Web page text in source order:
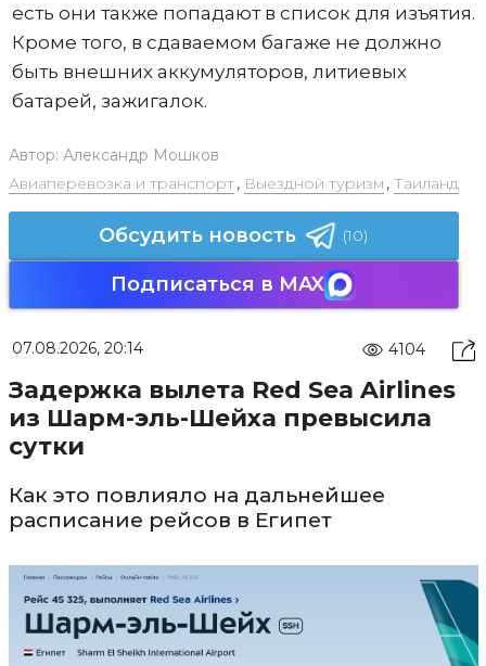
есть они также попадают в список для изъятия.
Кроме того, в сдаваемом багаже не должно
быть внешних аккумуляторов, литиевых
батарей, зажигалок.
Автор: Александр Мошков
Авиаперевозка и транспорт, Выездной туризм , Таиланд
Обсудить новость (10)
Подписаться в MAX
07.08.2026, 20:14 4104
Задержка вылета Red Sea Airlines
из Шарм-эль-Шейха превысила
сутки
Как это повлияло на дальнейшее
расписание рейсов в Египет